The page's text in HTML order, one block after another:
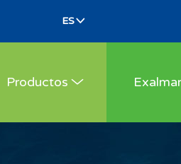
Productos